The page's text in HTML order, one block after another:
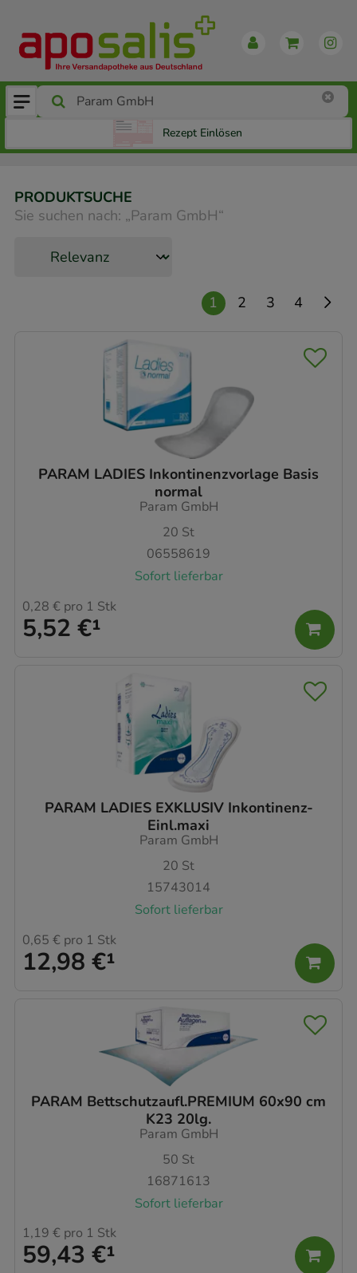
Rezept Einlösen
PRODUKTSUCHE
Sie suchen nach: „Param GmbH“
1 2 3 4
PARAM LADIES Inkontinenzvorlage Basis
normal
Param GmbH
20 St
06558619
Sofort lieferbar
5,52 €¹
0,28 € pro 1 Stk
PARAM LADIES EXKLUSIV Inkontinenz-
Einl.maxi
Param GmbH
20 St
15743014
Sofort lieferbar
12,98 €¹
0,65 € pro 1 Stk
PARAM Bettschutzaufl.PREMIUM 60x90 cm
K23 20lg.
Param GmbH
50 St
16871613
Sofort lieferbar
59,43 €¹
1,19 € pro 1 Stk